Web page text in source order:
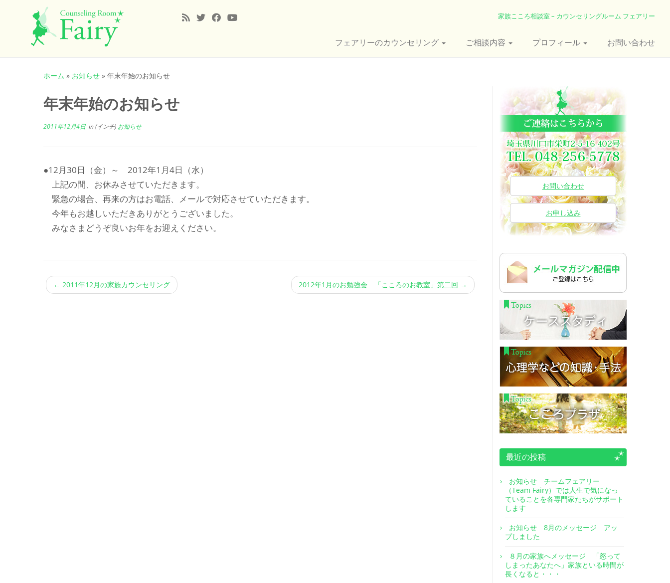
家族こころ相談室 – カウンセリングルーム フェアリー
フェアリーのカウンセリング ご相談内容 プロフィール お問い合わせ
ホーム » お知らせ » 年末年始のお知らせ
年末年始のお知らせ
2011年12月4日 in (インチ) お知らせ
●12月30日（金）～ 2012年1月4日（水）
上記の間、お休みさせていただきます。
緊急の場合、再来の方はお電話、メールで対応させていただきます。
今年もお越しいただきありがとうございました。
みなさまどうぞ良いお年をお迎えください。
← 2011年12月の家族カウンセリング 2012年1月のお勉強会 「こころのお教室」第二回 →
お問い合わせ
お申し込み
最近の投稿
お知らせ チームフェアリー
（Team Fairy）では人生で気になっ
ていることを各専門家たちがサポート
します
お知らせ 8月のメッセージ アッ
プしました
８月の家族へメッセージ 「怒って
しまったあなたへ」家族といる時間が
長くなると・・・